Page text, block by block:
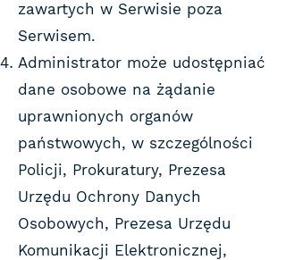
zawartych w Serwisie poza
Serwisem.
Administrator może udostępniać
dane osobowe na żądanie
uprawnionych organów
państwowych, w szczególności
Policji, Prokuratury, Prezesa
Urzędu Ochrony Danych
Osobowych, Prezesa Urzędu
Komunikacji Elektronicznej,